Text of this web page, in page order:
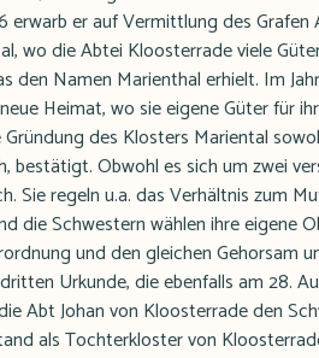
erwarb er auf Vermittlung des
wo die Abtei Kloosterrade viele
Namen Marienthal erhielt. Im
Heimat, wo sie eigene Güter für
des Klosters Mariental
Obwohl es sich um zwei
Sie regeln u.a. das Verhältnis zum
die Schwestern wählen ihre eigene
und den gleichen Gehorsam
Urkunde, die ebenfalls am 28.
Abt Johan von Kloosterrade den
als Tochterkloster von